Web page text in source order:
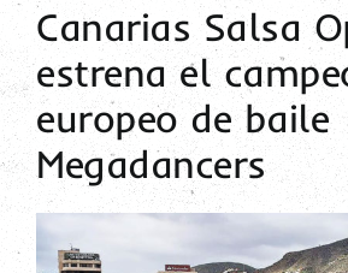
Contacto
Canarias Salsa
estrena el
europeo de baile
Megadancers
Ver
imagen